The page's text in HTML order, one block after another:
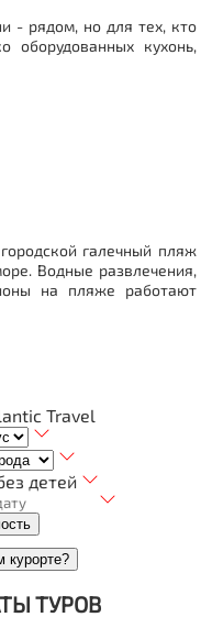
- рядом, но для тех, кто
оборудованных кухонь,
галечный пляж
Водные развлечения,
на пляже работают
Travel
детей
курорте?
ТУРОВ